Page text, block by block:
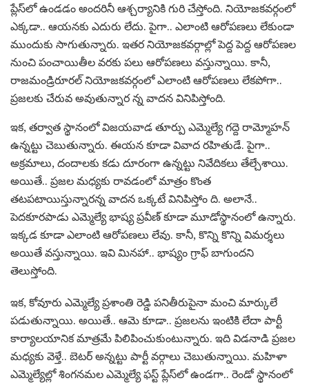
ప్లేస్‌లో ఉండ‌డం అంద‌రినీ ఆశ్చ‌ర్యానికి గురి చేస్తోంది. నియోజ‌క‌వ‌ర్గంలో
ఎక్క‌డా.. ఆయ‌న‌కు ఎదురు లేదు. పైగా.. ఎలాంటి ఆరోప‌ణ‌లు లేకుండా
ముందుకు సాగుతున్నారు. ఇత‌ర నియోజ‌క‌వ‌ర్గాల్లో పెద్ద పెద్ద ఆరోప‌ణ‌ల
నుంచి పంచాయితీల వ‌ర‌కు ప‌లు ఆరోప‌ణ‌లు వ‌స్తున్నాయి. కానీ,
రాజ‌మండ్రిరూర‌ల్ నియోజ‌క‌వ‌ర్గంలో ఎలాంటి ఆరోప‌ణ‌లు లేక‌పోగా..
ప్ర‌జ‌ల‌కు చేరువ అవుతున్నార న్న వాద‌న వినిపిస్తోంది.
ఇక‌, త‌ర్వాత స్థానంలో విజ‌య‌వాడ తూర్పు ఎమ్మెల్యే గ‌ద్దె రామ్మోహ‌న్
ఉన్న‌ట్టు చెబుతున్నారు. ఈయ‌న కూడా వివాద ర‌హితుడే. పైగా..
అక్ర‌మాలు, దందాల‌కు క‌డు దూరంగా ఉన్న‌ట్టు నివేదిక‌లు తేల్చేశాయి.
అయితే.. ప్ర‌జ‌ల మ‌ధ్య‌కు రావ‌డంలో మాత్రం కొంత
త‌ట‌ప‌టాయిస్తున్నార‌న్న వాద‌న ఒక్క‌టే వినిపిస్తోం ది. అలానే..
పెద‌కూరపాడు ఎమ్మెల్యే భాష్య ప్ర‌వీణ్ కూడా మూడోస్థానంలో ఉన్నారు.
ఇక్క‌డ కూడా ఎలాంటి ఆరోప‌ణ‌లు లేవు. కానీ, కొన్ని కొన్ని విమ‌ర్శ‌లు
అయితే వ‌స్తున్నాయి. ఇవి మిన‌హా.. భాష్యం గ్రాఫ్ బాగుంద‌ని
తెలుస్తోంది.
ఇక‌, కోవూరు ఎమ్మెల్యే ప్ర‌శాంతి రెడ్డి ప‌నితీరుపైనా మంచి మార్కులే
ప‌డుతున్నాయి. అయితే.. ఆమె కూడా.. ప్ర‌జ‌ల‌ను ఇంటికి లేదా పార్టీ
కార్యాల‌యానిక మాత్ర‌మే పిలిపించుకుంటున్నారు. ఇది విడ‌నాడి ప్ర‌జ‌ల
మ‌ధ్య‌కు వెళ్తే.. బెట‌ర్ అన్న‌ట్టు పార్టీ వ‌ర్గాలు చెబుతున్నాయి. మ‌హిళా
ఎమ్మెల్యేల్లో శింగ‌న‌మ‌ల ఎమ్మెల్యే ఫ‌స్ట్ ప్లేస్‌లో ఉండ‌గా.. రెండో స్థానంలో